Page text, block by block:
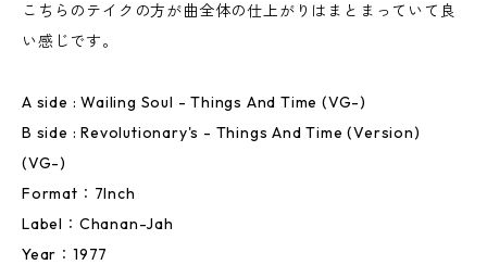
こちらのテイクの方が曲全体の仕上がりはまとまっていて良
い感じです。
A side : Wailing Soul - Things And Time (VG-)
B side : Revolutionary's - Things And Time (Version)
(VG-)
Format：7Inch
Label：Chanan-Jah
Year：1977